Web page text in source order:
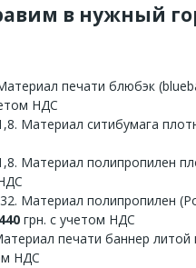
в нужный
печати блюбэк
НДС
Материал ситибумага
Материал полипропилен
Материал полипропилен
грн. с учетом НДС
печати баннер литой
НДС